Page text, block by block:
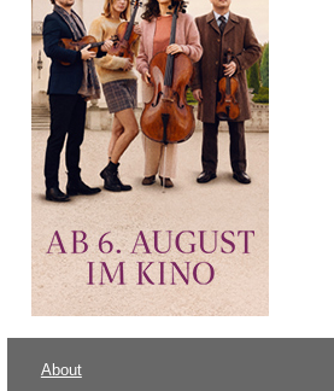
About